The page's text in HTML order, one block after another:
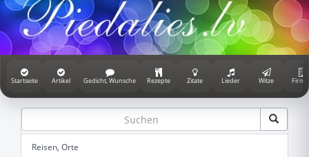
Startseite Artikel Gedicht, Wunsche Rezepte Zitate Lieder Witze
Reisen, Orte